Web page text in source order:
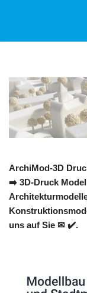
ArchiMod-3D
➡️ 3D-Druck
uns auf Sie ✉ ✔️.